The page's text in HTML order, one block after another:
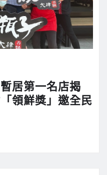
居第一名店揭
領鮮獎」邀全民